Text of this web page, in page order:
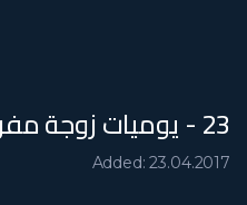
23 - يوميات زوجة مفروسة أوي
Added: 23.04.2017